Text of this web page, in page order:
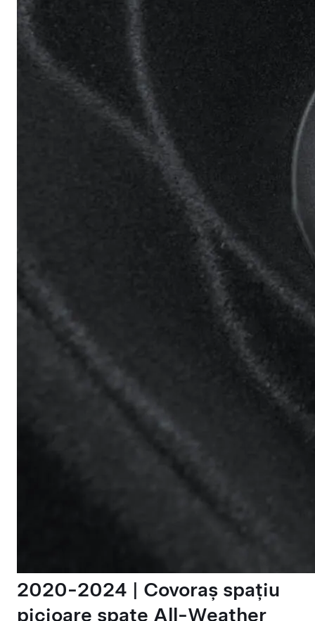
2020-2024 | Covoraș spațiu
picioare spate All-Weather